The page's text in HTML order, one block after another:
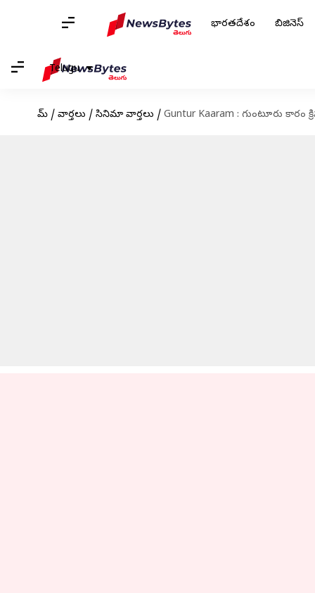
భారతదేశం బిజినెస్
Telugu
హోమ్ / వార్తలు / సినిమా వార్తలు / Guntur Kaaram : గుంటూరు కారం